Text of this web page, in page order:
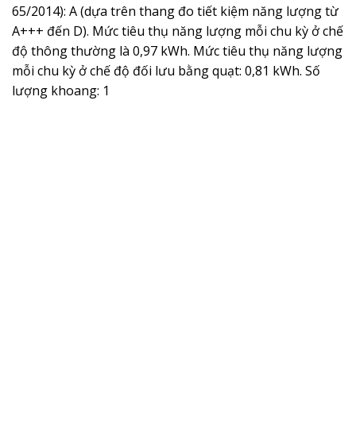
65/2014): A (dựa trên thang đo tiết kiệm năng lượng từ
A+++ đến D). Mức tiêu thụ năng lượng mỗi chu kỳ ở chế
độ thông thường là 0,97 kWh. Mức tiêu thụ năng lượng
mỗi chu kỳ ở chế độ đối lưu bằng quạt: 0,81 kWh. Số
lượng khoang: 1